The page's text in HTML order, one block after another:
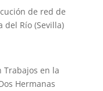
de red de
del Río (Sevilla)
Trabajos en la
Hermanas